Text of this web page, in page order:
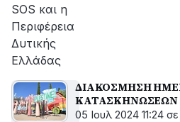
SOS και η
Περιφέρεια
Δυτικής
Ελλάδας
ΔΙΑΚΟΣΜΗΣΗ
ΚΑΤΑΣΚΗΝΩΣΕΩΝ
05 Ιουλ 2024 11:24 σε